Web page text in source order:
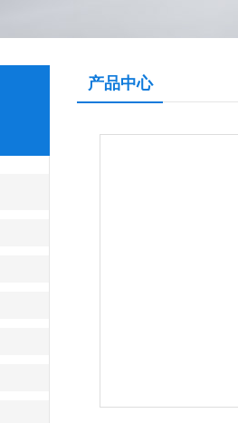
产品中心